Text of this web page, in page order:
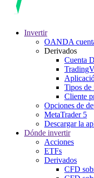
Invertir
OANDA
Derivados
Cuenta
Tipos de
Cliente
Opciones de
MetaTrader 5
Descargar la
Dónde invertir
Acciones
ETFs
Derivados
CFD